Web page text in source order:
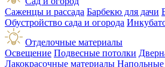
Саженцы и рассада Барбекю для дачи
Обустройство сада и огорода
Отделочные материалы
Освещение Подвесные потолки
Лакокрасочные материалы